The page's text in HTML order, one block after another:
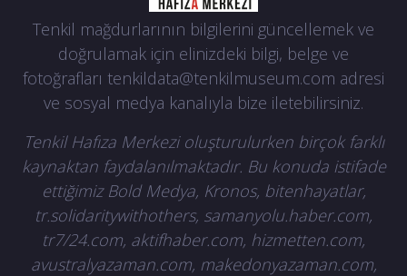
Tenkil mağdurlarının bilgilerini güncellemek ve
doğrulamak için elinizdeki bilgi, belge ve
fotoğrafları tenkildata@tenkilmuseum.com adresi
ve sosyal medya kanalıyla bize iletebilirsiniz.
Tenkil Hafıza Merkezi oluşturulurken birçok farklı
kaynaktan faydalanılmaktadır. Bu konuda istifade
ettiğimiz Bold Medya, Kronos, bitenhayatlar,
tr.solidaritywithothers, samanyolu.haber.com,
tr7/24.com, aktifhaber.com, hizmetten.com,
avustralyazaman.com, makedonyazaman.com,